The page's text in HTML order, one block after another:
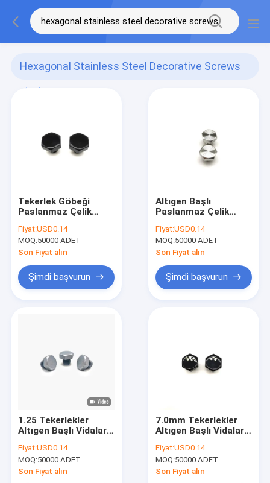
Hexagonal Stainless Steel Decorative Screws
Tekerlek Göbeği
Paslanmaz Çelik
Tekerlekler Altıgen
Başlı Vidalar
Fiyat:USD0.14
MOQ:50000 ADET
Son Fiyat alın
Şimdi başvurun
Altıgen Başlı
Paslanmaz Çelik
ISO9001 Tekerlek
Göbeği Cıvataları
Fiyat:USD0.14
MOQ:50000 ADET
Son Fiyat alın
Şimdi başvurun
1.25 Tekerlekler
Altıgen Başlı Vidalar,
Paslanmaz Çelik
Dekoratif Vidalar
Fiyat:USD0.14
MOQ:50000 ADET
Son Fiyat alın
7.0mm Tekerlekler
Altıgen Başlı Vidalar,
Paslanmaz Çelik
Dekoratif Vidalar
Fiyat:USD0.14
MOQ:50000 ADET
Son Fiyat alın